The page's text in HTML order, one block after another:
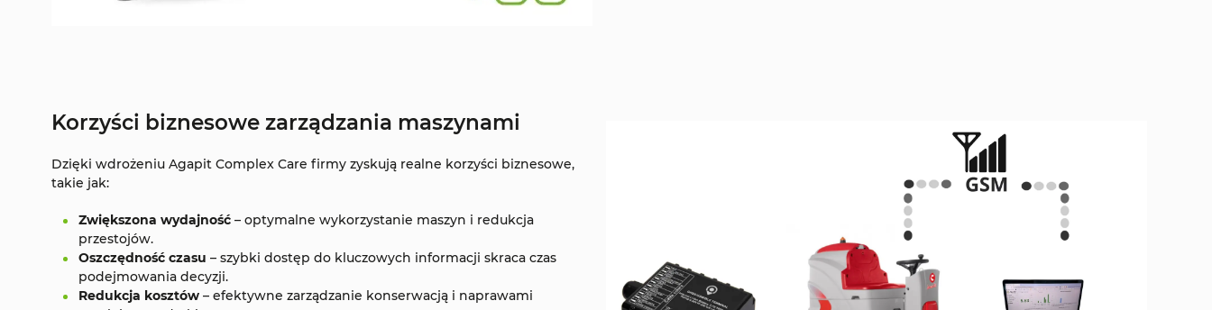
Korzyści biznesowe zarządzania maszynami
Dzięki wdrożeniu Agapit Complex Care firmy zyskują realne korzyści biznesowe,
takie jak:
Zwiększona wydajność – optymalne wykorzystanie maszyn i redukcja
przestojów.
Oszczędność czasu – szybki dostęp do kluczowych informacji skraca czas
podejmowania decyzji.
Redukcja kosztów – efektywne zarządzanie konserwacją i naprawami